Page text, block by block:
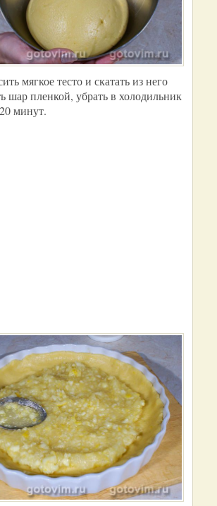
мягкое тесто и скатать из него
шар пленкой, убрать в холодильник
минут.